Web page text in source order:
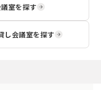
室を探す
し会議室を探す